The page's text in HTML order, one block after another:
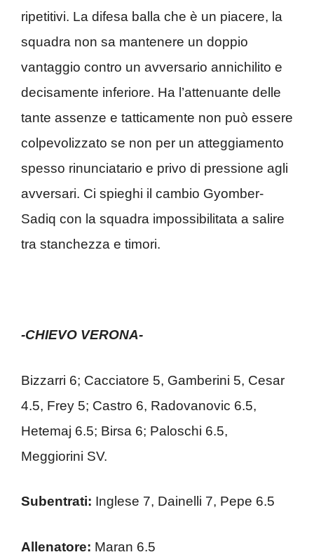
ripetitivi. La difesa balla che è un piacere, la
squadra non sa mantenere un doppio
vantaggio contro un avversario annichilito e
decisamente inferiore. Ha l’attenuante delle
tante assenze e tatticamente non può essere
colpevolizzato se non per un atteggiamento
spesso rinunciatario e privo di pressione agli
avversari. Ci spieghi il cambio Gyomber-
Sadiq con la squadra impossibilitata a salire
tra stanchezza e timori.
-CHIEVO VERONA-
Bizzarri 6; Cacciatore 5, Gamberini 5, Cesar
4.5, Frey 5; Castro 6, Radovanovic 6.5,
Hetemaj 6.5; Birsa 6; Paloschi 6.5,
Meggiorini SV.
Subentrati: Inglese 7, Dainelli 7, Pepe 6.5
Allenatore: Maran 6.5